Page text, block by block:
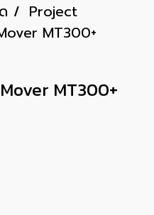
Project
MT300+
MT300+